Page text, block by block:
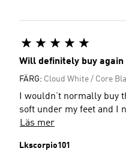
Will definitely buy
FÄRG: Cloud White / Core
I wouldn’t normally
soft under my feet and I
Läs mer
Lkscorpio101